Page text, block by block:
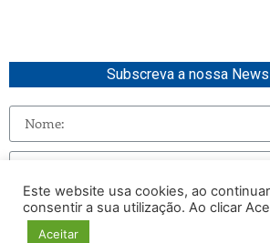
Subscreva a nossa
Enviar
Este website usa cookies, ao
consentir a sua utilização. Ao clicar
Aceitar